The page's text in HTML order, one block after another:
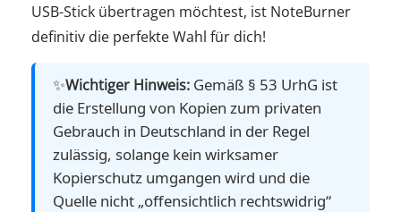
USB-Stick übertragen möchtest, ist NoteBurner
definitiv die perfekte Wahl für dich!
✨Wichtiger Hinweis: Gemäß § 53 UrhG ist
die Erstellung von Kopien zum privaten
Gebrauch in Deutschland in der Regel
zulässig, solange kein wirksamer
Kopierschutz umgangen wird und die
Quelle nicht „offensichtlich rechtswidrig“